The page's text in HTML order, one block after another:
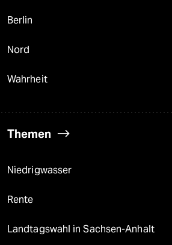
Berlin
Nord
Wahrheit
Themen
Niedrigwasser
Rente
Landtagswahl in Sachsen-Anhalt